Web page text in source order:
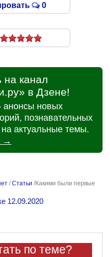
0
канал
в Дзене!
новых
познавательных
на актуальные темы.
→
/Статьи /​Какими были первые
12.09.2020
по теме?